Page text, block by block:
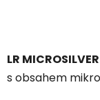
LR
s obsahem